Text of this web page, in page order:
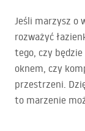
Jeśli marzysz o
rozważyć
tego, czy
oknem, czy
przestrzeni.
to marzenie